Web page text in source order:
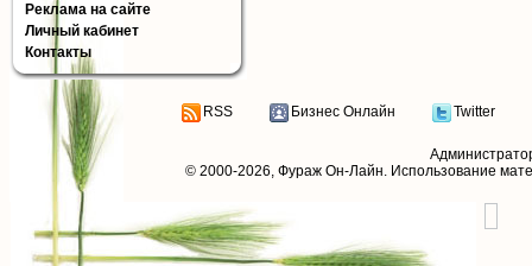
Реклама на сайте
Личный кабинет
Контакты
RSS Бизнес Онлайн Twitter
© 2000-2026, Фураж Он-Лайн. Использование